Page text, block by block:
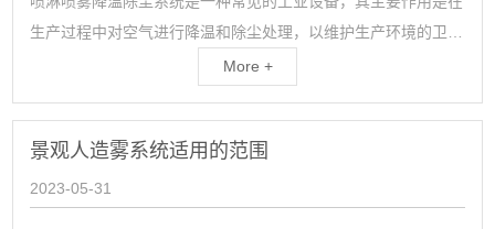
生产过程中对空气进行降温和除尘处理，以维护生产环境的卫生
和稳定。在安装这种设备时，需要注意以下问题。首先，需要注
尘和热气的地方较近的位置，以便尽快将这些...
More +
景观人造雾系统适用的范围
2023-05-31